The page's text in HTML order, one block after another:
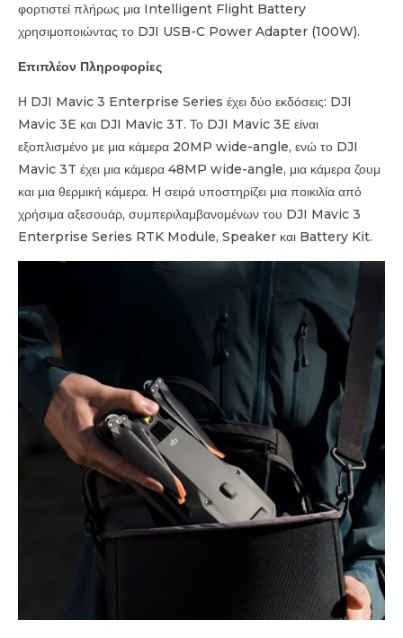
φορτιστεί πλήρως μια Intelligent Flight Battery
χρησιμοποιώντας το DJI USB-C Power Adapter (100W).
Επιπλέον Πληροφορίες
Η DJI Mavic 3 Enterprise Series έχει δύο εκδόσεις: DJI
Mavic 3E και DJI Mavic 3T. Το DJI Mavic 3E είναι
εξοπλισμένο με μια κάμερα 20MP wide-angle, ενώ το DJI
Mavic 3T έχει μια κάμερα 48MP wide-angle, μια κάμερα ζουμ
και μια θερμική κάμερα. Η σειρά υποστηρίζει μια ποικιλία από
χρήσιμα αξεσουάρ, συμπεριλαμβανομένων του DJI Mavic 3
Enterprise Series RTK Module, Speaker και Battery Kit.